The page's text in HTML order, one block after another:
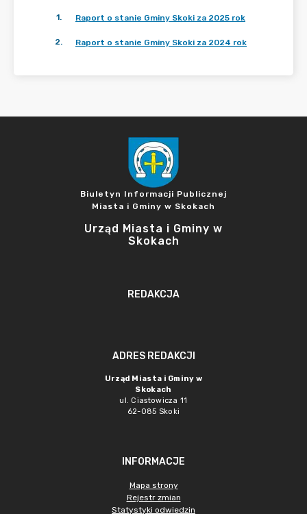
1. Raport o stanie Gminy Skoki za 2025 rok
2. Raport o stanie Gminy Skoki za 2024 rok
Biuletyn Informacji Publicznej
Miasta i Gminy w Skokach
Urząd Miasta i Gminy w
Skokach
REDAKCJA
ADRES REDAKCJI
Urząd Miasta i Gminy w
Skokach
ul. Ciastowicza 11
62-085 Skoki
INFORMACJE
Mapa strony
Rejestr zmian
Statystyki odwiedzin